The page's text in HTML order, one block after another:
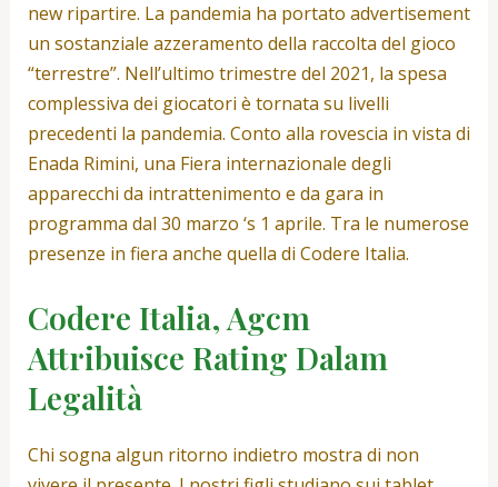
new ripartire. La pandemia ha portato advertisement
un sostanziale azzeramento della raccolta del gioco
“terrestre”. Nell’ultimo trimestre del 2021, la spesa
complessiva dei giocatori è tornata su livelli
precedenti la pandemia. Conto alla rovescia in vista di
Enada Rimini, una Fiera internazionale degli
apparecchi da intrattenimento e da gara in
programma dal 30 marzo ‘s 1 aprile. Tra le numerose
presenze in fiera anche quella di Codere Italia.
Codere Italia, Agcm
Attribuisce Rating Dalam
Legalità
Chi sogna algun ritorno indietro mostra di non